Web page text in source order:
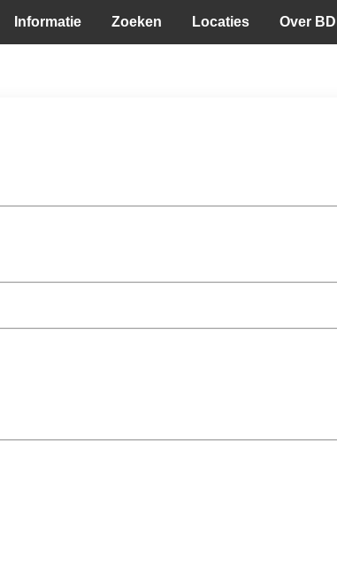
Informatie Zoeken Locaties Over